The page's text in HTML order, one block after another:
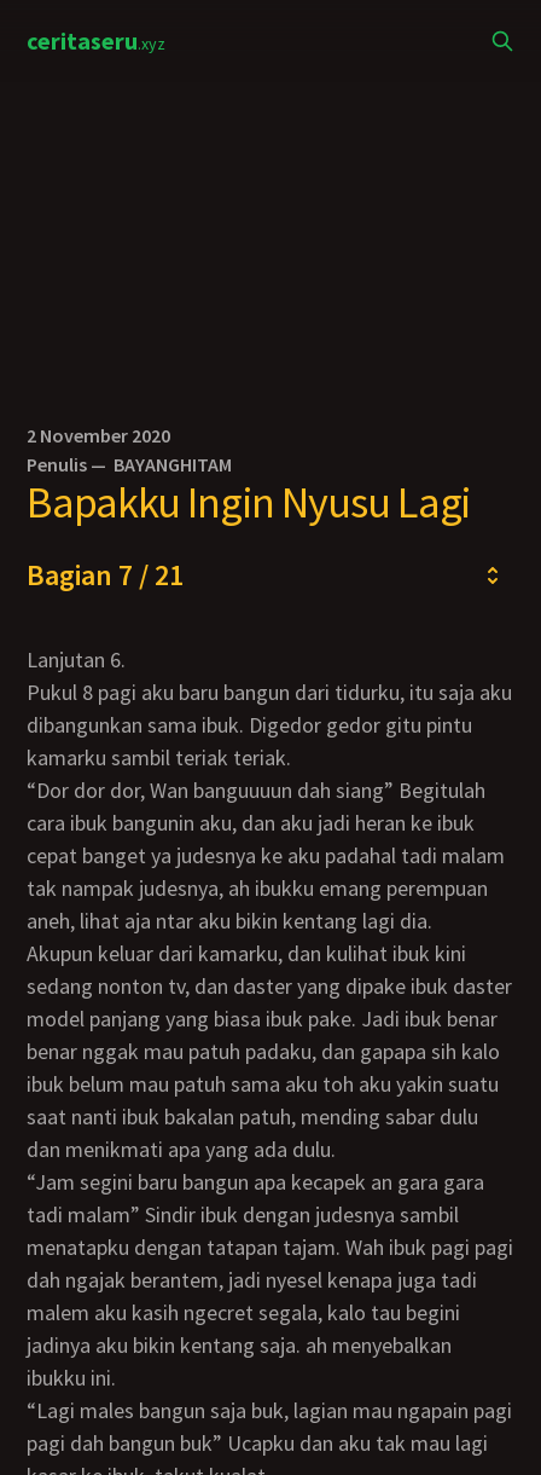
ceritaseru.xyz
2 November 2020
Penulis — BAYANGHITAM
Bapakku Ingin Nyusu Lagi
Bagian 7 / 21
Lanjutan 6.
Pukul 8 pagi aku baru bangun dari tidurku, itu saja aku
dibangunkan sama ibuk. Digedor gedor gitu pintu
kamarku sambil teriak teriak.
“Dor dor dor, Wan banguuuun dah siang” Begitulah
cara ibuk bangunin aku, dan aku jadi heran ke ibuk
cepat banget ya judesnya ke aku padahal tadi malam
tak nampak judesnya, ah ibukku emang perempuan
aneh, lihat aja ntar aku bikin kentang lagi dia.
Akupun keluar dari kamarku, dan kulihat ibuk kini
sedang nonton tv, dan daster yang dipake ibuk daster
model panjang yang biasa ibuk pake. Jadi ibuk benar
benar nggak mau patuh padaku, dan gapapa sih kalo
ibuk belum mau patuh sama aku toh aku yakin suatu
saat nanti ibuk bakalan patuh, mending sabar dulu
dan menikmati apa yang ada dulu.
“Jam segini baru bangun apa kecapek an gara gara
tadi malam” Sindir ibuk dengan judesnya sambil
menatapku dengan tatapan tajam. Wah ibuk pagi pagi
dah ngajak berantem, jadi nyesel kenapa juga tadi
malem aku kasih ngecret segala, kalo tau begini
jadinya aku bikin kentang saja. ah menyebalkan
ibukku ini.
“Lagi males bangun saja buk, lagian mau ngapain pagi
pagi dah bangun buk” Ucapku dan aku tak mau lagi